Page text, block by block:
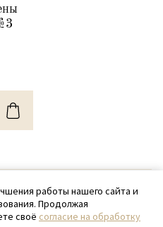
SamPack
699-97-87
работы нашего сайта и
Продолжая
своё согласие на обработку